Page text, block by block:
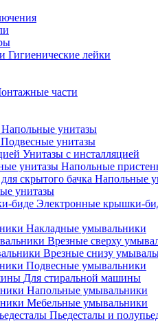
Гигиенические лейки
части
Напольные унитазы
Подвесные унитазы
Унитазы с инсталляцией
Напольные
Напольные
унитазы
Электронные крышки-
Накладные умывальники
Врезные сверху
Врезные снизу
Подвесные умывальники
Для стиральной машины
Напольные умывальники
Мебельные умывальники
Пьедесталы и